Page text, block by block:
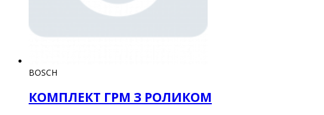
BOSCH
КОМПЛЕКТ ГРМ З РОЛИКОМ